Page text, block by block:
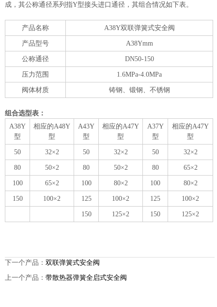
成，其公称通径系列指Y型接头进口通径，其组合情况如下表。
产品名称 A38Y双联弹簧式安全阀
产品型号 A38Ymm
公称通径 DN50-150
压力范围 1.6MPa-4.0MPa
阀体材质 铸钢、锻钢、不锈钢
组合选型表：
A38Y
型
相应的A48Y
型
A43Y
型
相应的A47Y
型
A37Y
型
相应的A47Y
型
50 32×2 50 32×2 50 32×2
80 50×2 80 50×2 80 65×2
100 65×2 100 80×2 100 80×2
150 100×2 125 100×2 125 100×2
150 125×2 150 125×2
下一个产品： 双联弹簧式安全阀
上一个产品： 带散热器弹簧全启式安全阀